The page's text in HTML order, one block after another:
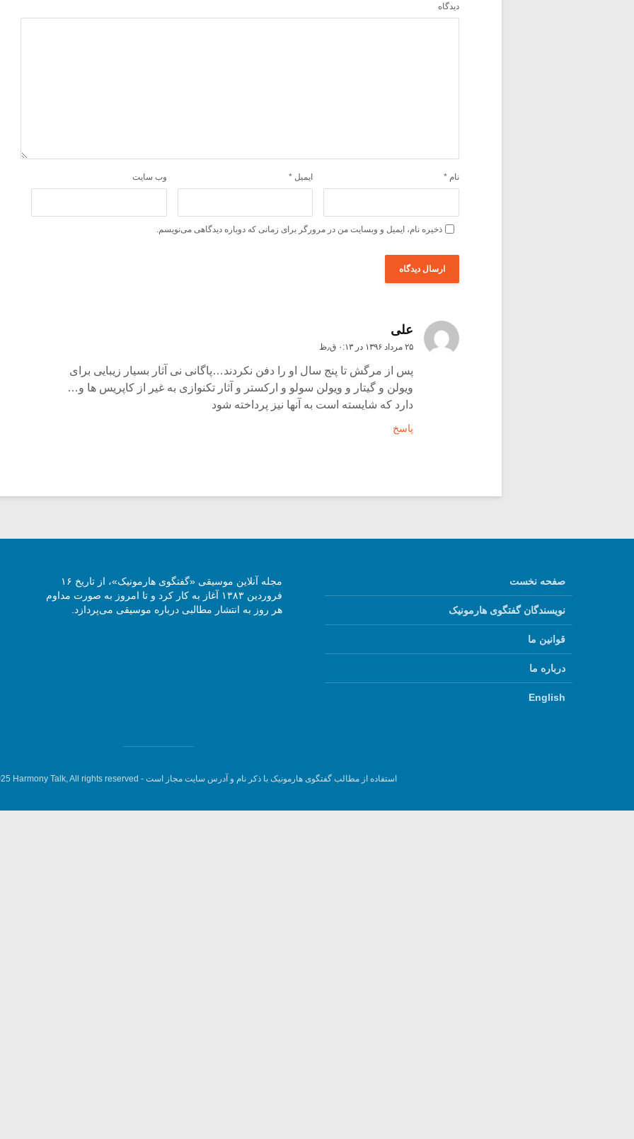
دیدگاه
نام * ایمیل * وب‌ سایت
ذخیره نام، ایمیل و وبسایت من در مرورگر برای زمانی که دوباره دیدگاهی می‌نویسم.
علی
۲۵ مرداد ۱۳۹۶ در ۰:۱۳ ق٫ظ
پس از مرگش تا پنج سال او را دفن نکردند…پاگانی نی آثار بسیار زیبایی برای
ویولن و گیتار و ویولن سولو و ارکستر و آثار تکنوازی به غیر از کاپریس ها و…
دارد که شایسته است به آنها نیز پرداخته شود
پاسخ
صفحه نخست
نویسندگان گفتگوی هارمونیک
قوانین ما
درباره ما
English
مجله آنلاین موسیقی «گفتگوی هارمونیک»، از تاریخ ۱۶
فروردین ۱۳۸۳ آغاز به کار کرد و تا امروز به صورت مداوم
هر روز به انتشار مطالبی درباره موسیقی می‌پردازد.
استفاده از مطالب گفتگوی هارمونیک با ذکر نام و آدرس سایت مجاز است - Harmony Talk, All rights reserved.